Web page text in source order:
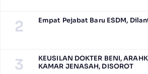
2 Empat Pejabat Baru ESDM,
3
KEUSILAN DOKTER BENI,
KAMAR JENASAH, DISOROT